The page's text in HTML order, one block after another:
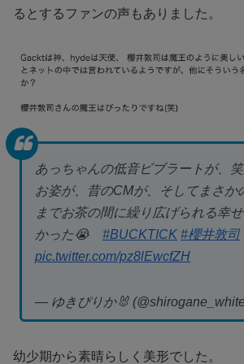
るとするファンの声もありました。
あっちゃんの低音ビブラートが、
お姿が、昔のCMが、そしてまさか
までお茶の間に繰り広げられる幸
かった😭 #BUCKTICK #櫻井敦司
pic.twitter.com/pz8lEwcfZH
— ゆきぴりか🐰
幼少期から素晴らしく美形でした。